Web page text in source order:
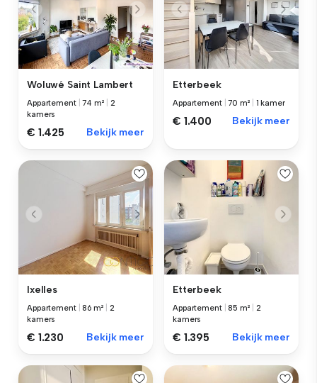
Woluwé Saint Lambert
Appartement |74 m²
2
kamers
€ 1.425 Bekijk meer
Etterbeek
Appartement |70 m² 1 kamer
€ 1.400 Bekijk meer
Ixelles
Appartement |86 m²
2
kamers
€ 1.230 Bekijk meer
Etterbeek
Appartement |85 m²
2
kamers
€ 1.395 Bekijk meer